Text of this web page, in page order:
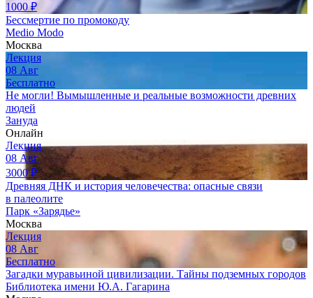
1000₽
Бессмертие по промокоду
Medio Modo
Москва
Лекция
08 Авг
Бесплатно
Не могли! Вымышленные и реальные возможности древних
людей
Зануда
Онлайн
Лекция
08 Авг
3000₽
Древняя ДНК и история человечества: опасные связи
в палеолите
Парк «Зарядье»
Москва
Лекция
08 Авг
Бесплатно
Загадки муравьиной цивилизации. Тайны подземных городов
Библиотека имени Ю.А. Гагарина